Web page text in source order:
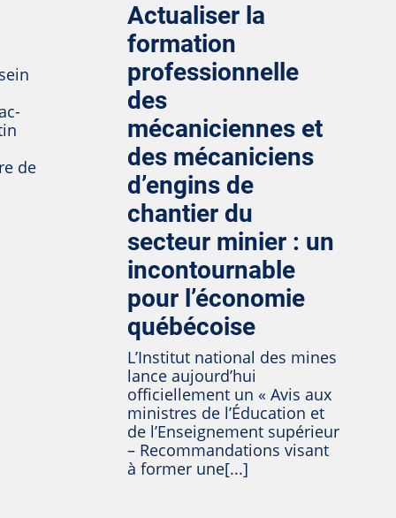
de
Actualiser la
formation
professionnelle
des
mécaniciennes et
des mécaniciens
d’engins de
chantier du
secteur minier : un
incontournable
pour l’économie
québécoise
L’Institut national des mines
lance aujourd’hui
officiellement un « Avis aux
ministres de l’Éducation et
de l’Enseignement supérieur
– Recommandations visant
à former une[...]